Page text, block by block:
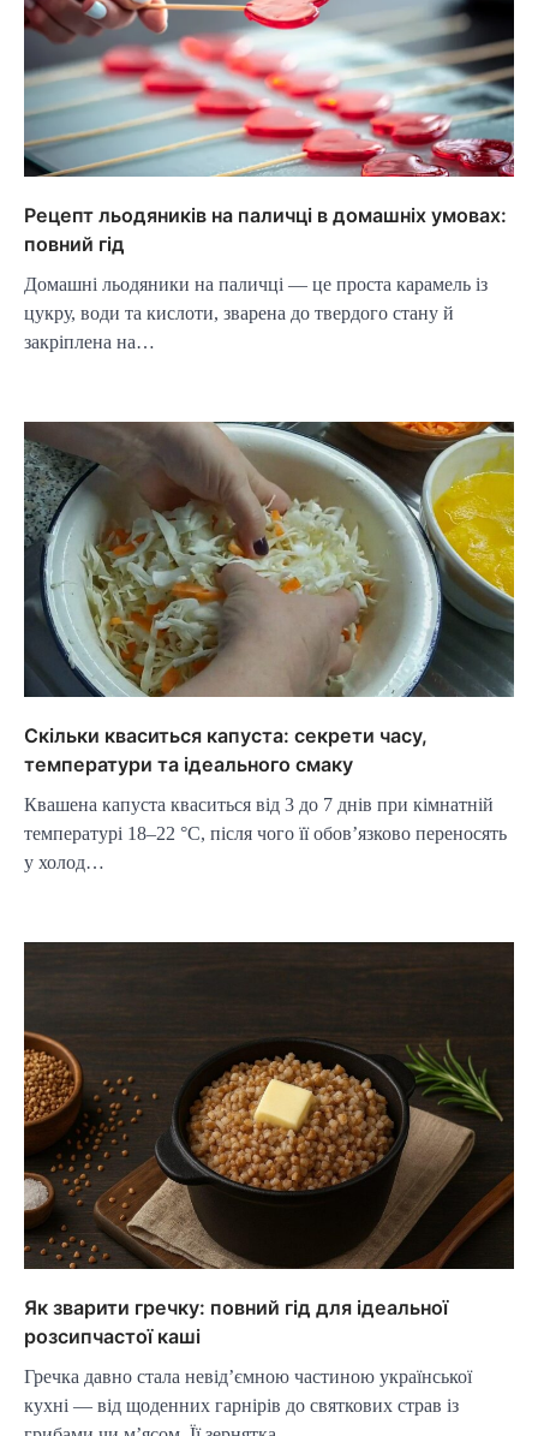
Рецепт льодяників на паличці в домашніх умовах:
повний гід
Домашні льодяники на паличці — це проста карамель із
цукру, води та кислоти, зварена до твердого стану й
закріплена на…
Скільки кваситься капуста: секрети часу,
температури та ідеального смаку
Квашена капуста кваситься від 3 до 7 днів при кімнатній
температурі 18–22 °C, після чого її обов’язково переносять
у холод…
Як зварити гречку: повний гід для ідеальної
розсипчастої каші
Гречка давно стала невід’ємною частиною української
кухні — від щоденних гарнірів до святкових страв із